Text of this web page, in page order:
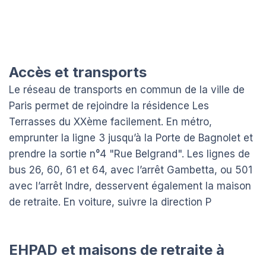
Accès et transports
Le réseau de transports en commun de la ville de
Paris permet de rejoindre la résidence Les
Terrasses du XXème facilement. En métro,
emprunter la ligne 3 jusqu’à la Porte de Bagnolet et
prendre la sortie n°4 "Rue Belgrand". Les lignes de
bus 26, 60, 61 et 64, avec l’arrêt Gambetta, ou 501
avec l’arrêt Indre, desservent également la maison
de retraite. En voiture, suivre la direction P
EHPAD et maisons de retraite à